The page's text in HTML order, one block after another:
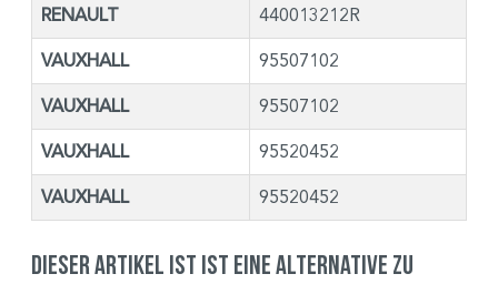
RENAULT 440013212R
VAUXHALL 95507102
VAUXHALL 95507102
VAUXHALL 95520452
VAUXHALL 95520452
Dieser Artikel ist ist eine Alternative zu